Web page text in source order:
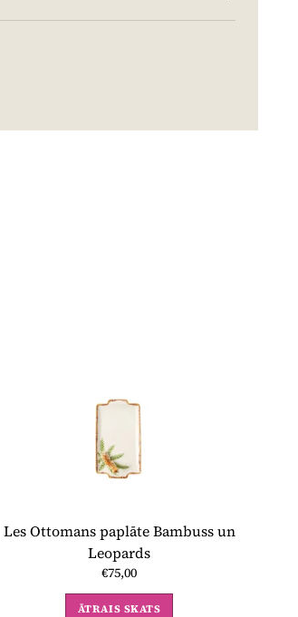
Les Ottomans paplāte Bambuss un
Leopards
€75,00
ĀTRAIS SKATS